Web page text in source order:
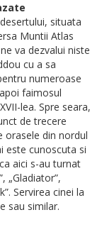
situata
Muntii Atlas
va dezvalui niste
cu a sa
numeroase
faimosul
lea. Spre seara,
de trecere
orasele din nordul
este cunoscuta si
aici s-au turnat
„Gladiator”,
Servirea cinei la
sau similar.